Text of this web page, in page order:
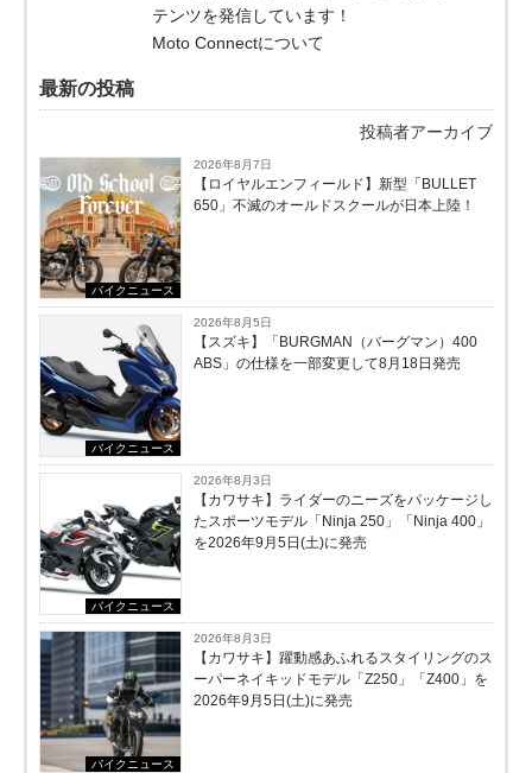
テンツを発信しています！
Moto Connectについて
最新の投稿
投稿者アーカイブ
バイクニュース
2026年8月7日
【ロイヤルエンフィールド】新型「BULLET
650」不滅のオールドスクールが⽇本上陸！
バイクニュース
2026年8月5日
【スズキ】「BURGMAN（バーグマン）400
ABS」の仕様を一部変更して8月18日発売
バイクニュース
2026年8月3日
【カワサキ】ライダーのニーズをパッケージし
たスポーツモデル「Ninja 250」「Ninja 400」
を2026年9月5日(土)に発売
バイクニュース
2026年8月3日
【カワサキ】躍動感あふれるスタイリングのス
ーパーネイキッドモデル「Z250」「Z400」を
2026年9月5日(土)に発売